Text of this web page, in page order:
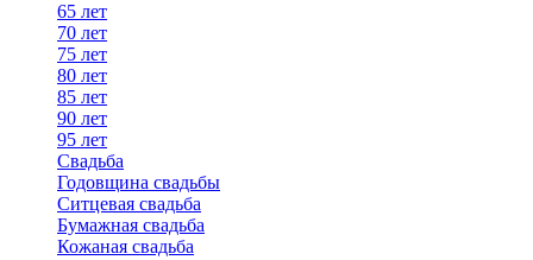
65 лет
70 лет
75 лет
80 лет
85 лет
90 лет
95 лет
Свадьба
Годовщина свадьбы
Ситцевая свадьба
Бумажная свадьба
Кожаная свадьба